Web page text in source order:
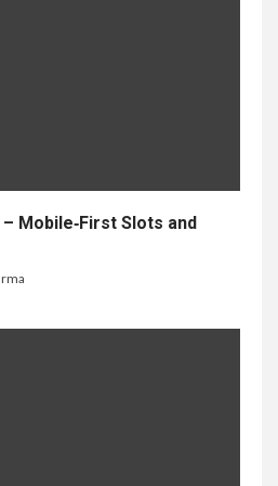
Mobile‑First Slots and